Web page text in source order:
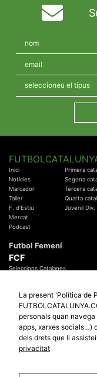
Inici
Notícies
Marcador
Taller
F. d'Estiu
Mercat
Podcast
Primera
Segona
Tercera
Quarta
Juvenil
Futbol Femení
FCF
Seleccions Catalanes
Temes Federatius
Futbol Catalunya
Promocions
Sortejos
Participació
La present 'Política de
personals quan
apps, xarxes socials…)
dels drets que li
privacitat